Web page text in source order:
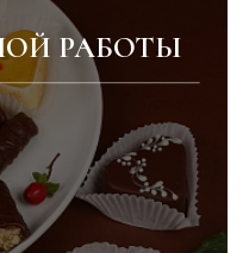
РАБОТЫ